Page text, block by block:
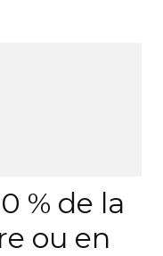
% de la
ou en